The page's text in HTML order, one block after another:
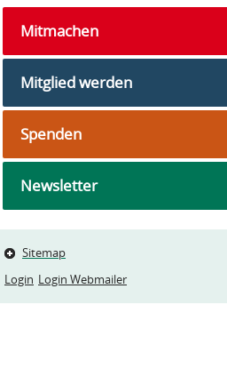
Mitmachen
Mitglied werden
Spenden
Newsletter
Sitemap
Login Login Webmailer